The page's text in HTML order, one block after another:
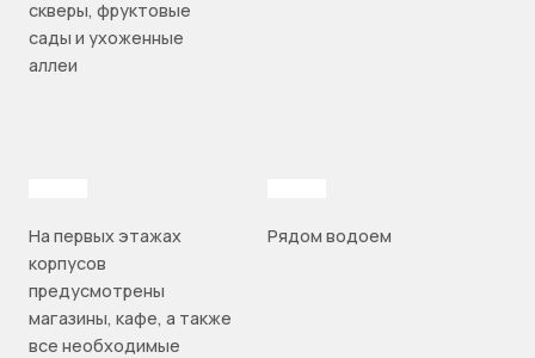
скверы, фруктовые
сады и ухоженные
аллеи
На первых этажах
корпусов
предусмотрены
магазины, кафе, а также
все необходимые
Рядом водоем